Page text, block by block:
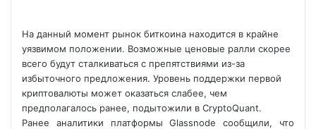
На данный момент рынок биткоина находится в крайне
уязвимом положении. Возможные ценовые ралли скорее
всего будут сталкиваться с препятствиями из-за
избыточного предложения. Уровень поддержки первой
криптовалюты может оказаться слабее, чем
предполагалось ранее, подытожили в CryptoQuant.
Ранее аналитики платформы Glassnode сообщили, что